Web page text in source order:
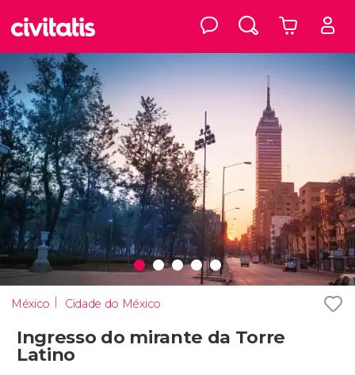
México Cidade do México
Ingresso do mirante da Torre
Latino